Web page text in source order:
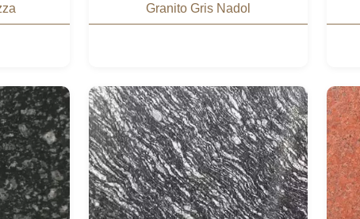
Granito Gris Nadol